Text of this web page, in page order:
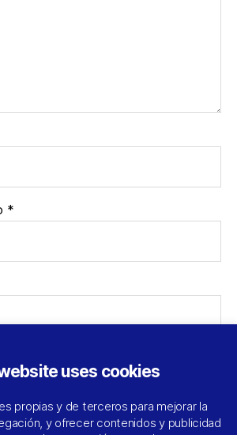
*
uses cookies
propias y de terceros para mejorar la
y ofrecer contenidos y publicidad